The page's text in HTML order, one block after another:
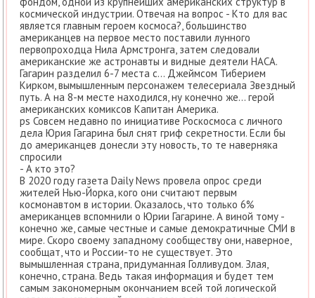
космической индустрии. Отвечая на вопрос - Кто для вас
является главным героем космоса?, большинство
американцев на первое место поставили лунного
первопроходца Нила Армстронга, затем следовали
американские же астронавты и видные деятели НАСА.
Гагарин разделил 6-7 места с… Джеймсом Тиберием
Кирком, вымышленным персонажем телесериала Звездный
путь. А на 8-м месте находился, ну конечно же… герой
американских комиксов Капитан Америка.
ps Совсем недавно по инициативе Роскосмоса с личного
дела Юрия Гагарина был снят гриф секретности. Если бы
до американцев донесли эту новость, то те наверняка
спросили
- А кто это?
В 2020 году газета Daily News провела опрос среди
жителей Нью-Йорка, кого они считают первым
космонавтом в истории. Оказалось, что только 6%
американцев вспомнили о Юрии Гагарине. А виной тому -
конечно же, самые честные и самые демократичные СМИ в
мире. Скоро своему западному сообществу они, наверное,
сообщат, что и России-то не существует. Это
вымышленная страна, придуманная Голливудом. Злая,
конечно, страна. Ведь такая информация и будет тем
самым закономерным окончанием всей той логической